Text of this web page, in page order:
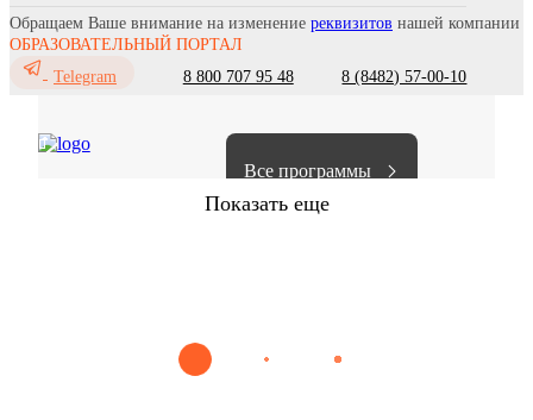
Обращаем Ваше внимание на изменение реквизитов нашей компании
ОБРАЗОВАТЕЛЬНЫЙ ПОРТАЛ
Telegram
8 800 707 95 48 8 (8482) 57-00-10
Все программы
Показать еще
Сестринское дело Эпидемиология Медицинская помощь
Выберите направление